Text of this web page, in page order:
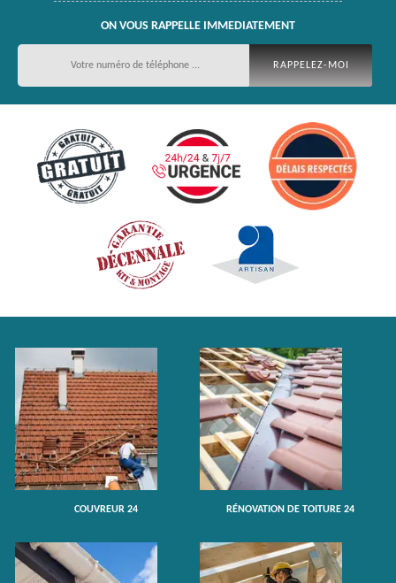
ON VOUS RAPPELLE IMMEDIATEMENT
COUVREUR 24 RÉNOVATION DE TOITURE 24